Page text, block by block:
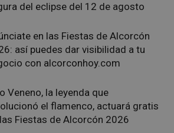
del eclipse del 12 de agosto
en las Fiestas de Alcorcón
así puedes dar visibilidad a tu
con alcorconhoy.com
Veneno, la leyenda que
el flamenco, actuará gratis
Fiestas de Alcorcón 2026
embed.bsky.app